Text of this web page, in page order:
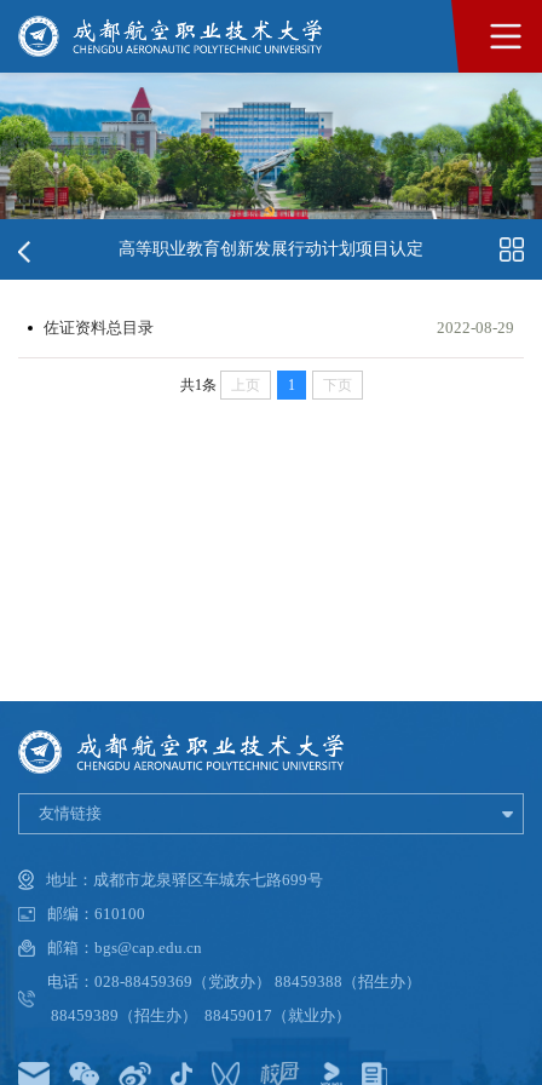
高等职业教育创新发展行动计划项目认定
佐证资料总目录 2022-08-29
共1条 上页 1 下页
友情链接
地址：成都市龙泉驿区车城东七路699号
邮编：610100
邮箱：bgs@cap.edu.cn
电话：028-88459369（党政办） 88459388（招生办）
88459389（招生办） 88459017（就业办）